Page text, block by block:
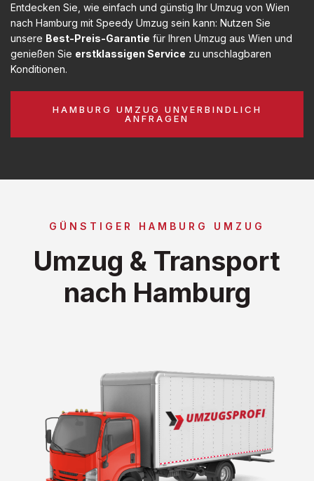
Entdecken Sie, wie einfach und günstig Ihr Umzug von Wien
nach Hamburg mit Speedy Umzug sein kann: Nutzen Sie
unsere Best-Preis-Garantie für Ihren Umzug aus Wien und
genießen Sie erstklassigen Service zu unschlagbaren
Konditionen.
HAMBURG UMZUG UNVERBINDLICH
ANFRAGEN
GÜNSTIGER HAMBURG UMZUG
Umzug & Transport
nach Hamburg